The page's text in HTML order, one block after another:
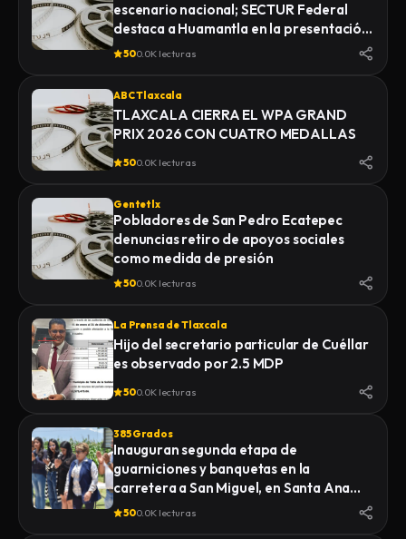
escenario nacional; SECTUR Federal
destaca a Huamantla en la presentación
de su feria 2026
500.0K lecturas
ABC Tlaxcala
TLAXCALA CIERRA EL WPA GRAND
PRIX 2026 CON CUATRO MEDALLAS
500.0K lecturas
Gentetlx
Pobladores de San Pedro Ecatepec
denuncias retiro de apoyos sociales
como medida de presión
500.0K lecturas
La Prensa de Tlaxcala
Hijo del secretario particular de Cuéllar
es observado por 2.5 MDP
500.0K lecturas
385 Grados
Inauguran segunda etapa de
guarniciones y banquetas en la
carretera a San Miguel, en Santa Ana
Nopalucan
500.0K lecturas